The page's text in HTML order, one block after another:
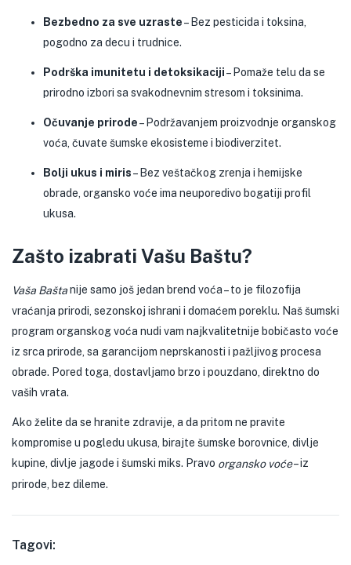
Bezbedno za sve uzraste– Bez pesticida i toksina,
pogodno za decu i trudnice.
Podrška imunitetu i detoksikaciji– Pomaže telu da se
prirodno izbori sa svakodnevnim stresom i toksinima.
Očuvanje prirode– Podržavanjem proizvodnje organskog
voća, čuvate šumske ekosisteme i biodiverzitet.
Bolji ukus i miris– Bez veštačkog zrenja i hemijske
obrade, organsko voće ima neuporedivo bogatiji profil
ukusa.
Zašto izabrati Vašu Baštu?
Vaša Baštanije samo još jedan brend voća – to je filozofija
vraćanja prirodi, sezonskoj ishrani i domaćem poreklu. Naš šumski
program organskog voća nudi vam najkvalitetnije bobičasto voće
iz srca prirode, sa garancijom neprskanosti i pažljivog procesa
obrade. Pored toga, dostavljamo brzo i pouzdano, direktno do
vaših vrata.
Ako želite da se hranite zdravije, a da pritom ne pravite
kompromise u pogledu ukusa, birajte šumske borovnice, divlje
kupine, divlje jagode i šumski miks. Pravo organsko voće– iz
prirode, bez dileme.
Tagovi: